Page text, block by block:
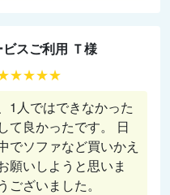
スご利用 Ｔ様
1人ではできなかった
て良かったです。 日
でソファなど買いかえ
願いしようと思いま
ございました。